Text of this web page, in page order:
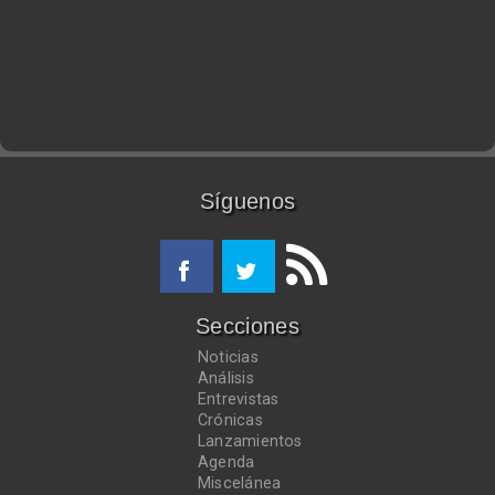
Síguenos
Secciones
Noticias
Análisis
Entrevistas
Crónicas
Lanzamientos
Agenda
Miscelánea